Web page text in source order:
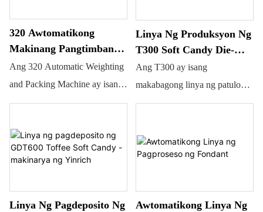
cotton candy tulad ng twisted,
straight, filled, at iba't ibang
kulay.
320 Awtomatikong
Makinang Pangtimbang
At Pang-Empake
Ang 320 Automatic Weighting
and Packing Machine ay isang
siksik, patayo, at ganap na
pagtimbang at pag-iimpake na
angkop para sa mga butil-butil
materyales (tulad ng matigas na
kendi, matatamis, mani, inihaw
Linya Ng Produksyon Ng
T300 Soft Candy Die-
Forming At Cooling Na
May Cooling Drum
Ang T300 ay isang
makabagong linya ng patuloy
na produksyon na ginawa para
pagbuo ng die at mabilis na
paglamig ng mga produktong
Pinagsasama ang matibay na
mekanikal na disenyo na may
Linya Ng Pagdeposito Ng
Awtomatikong Linya Ng